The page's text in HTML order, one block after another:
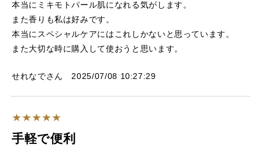
本当にミキモトパール肌になれる気がします。
また香りも私は好みです。
本当にスペシャルケアにはこれしかないと思っています。
また大切な時に購入して使おうと思います。
せれなでさん 2025/07/08 10:27:29
手軽で便利